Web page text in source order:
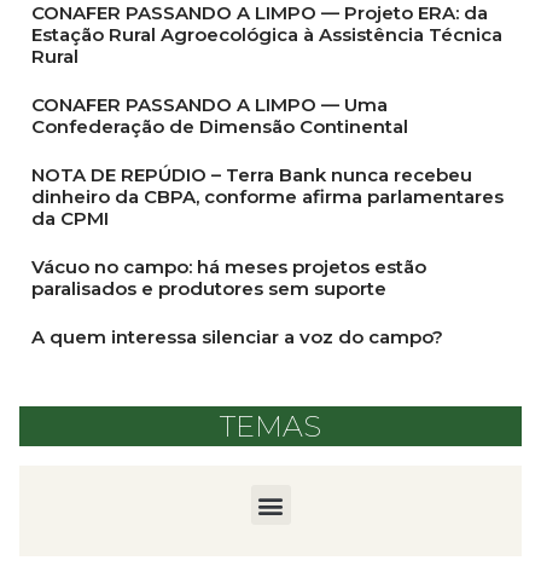
CONAFER PASSANDO A LIMPO — Projeto ERA: da
Estação Rural Agroecológica à Assistência Técnica
Rural
CONAFER PASSANDO A LIMPO — Uma
Confederação de Dimensão Continental
NOTA DE REPÚDIO – Terra Bank nunca recebeu
dinheiro da CBPA, conforme afirma parlamentares
da CPMI
Vácuo no campo: há meses projetos estão
paralisados e produtores sem suporte
A quem interessa silenciar a voz do campo?
TEMAS